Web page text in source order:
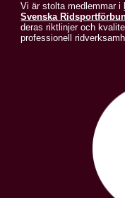
Vi är stolta medlemmar i
Svenska
deras riktlinjer och
professionell